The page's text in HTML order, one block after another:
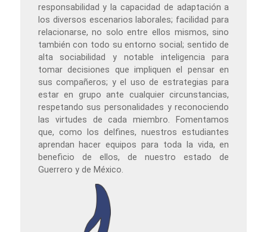
responsabilidad y la capacidad de adaptación a
los diversos escenarios laborales; facilidad para
relacionarse, no solo entre ellos mismos, sino
también con todo su entorno social; sentido de
alta sociabilidad y notable inteligencia para
tomar decisiones que impliquen el pensar en
sus compañeros; y el uso de estrategias para
estar en grupo ante cualquier circunstancias,
respetando sus personalidades y reconociendo
las virtudes de cada miembro. Fomentamos
que, como los delfines, nuestros estudiantes
aprendan hacer equipos para toda la vida, en
beneficio de ellos, de nuestro estado de
Guerrero y de México.